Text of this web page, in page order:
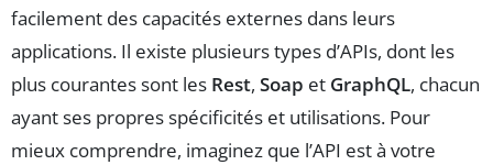
facilement des capacités externes dans leurs
applications. Il existe plusieurs types d’APIs, dont les
plus courantes sont les Rest, Soap et GraphQL, chacun
ayant ses propres spécificités et utilisations. Pour
mieux comprendre, imaginez que l’API est à votre